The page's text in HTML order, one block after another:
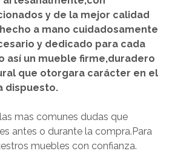
y de la mejor calidad
a mano cuidadosamente
y dedicado para cada
así un mueble firme,duradero
que otorgara carácter en el
dispuesto.
mas comunes dudas que
antes o durante la compra.Para
muebles con confianza.